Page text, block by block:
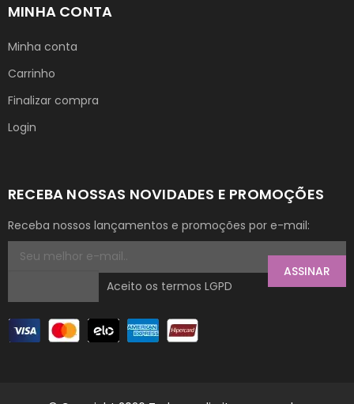
MINHA CONTA
Minha conta
Carrinho
Finalizar compra
Login
RECEBA NOSSAS NOVIDADES E PROMOÇÕES
Receba nossos lançamentos e promoções por e-mail:
ASSINAR
Aceito os termos LGPD